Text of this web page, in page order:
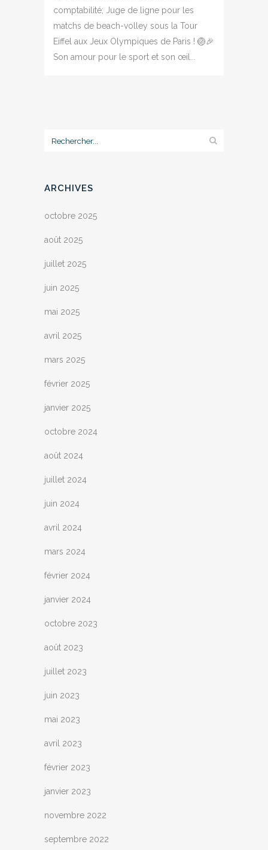
comptabilité; Juge de ligne pour les
matchs de beach-volley sous la Tour
Eiffel aux Jeux Olympiques de Paris ! 🏐🎉
Son amour pour le sport et son œil...
ARCHIVES
octobre 2025
août 2025
juillet 2025
juin 2025
mai 2025
avril 2025
mars 2025
février 2025
janvier 2025
octobre 2024
août 2024
juillet 2024
juin 2024
avril 2024
mars 2024
février 2024
janvier 2024
octobre 2023
août 2023
juillet 2023
juin 2023
mai 2023
avril 2023
février 2023
janvier 2023
novembre 2022
septembre 2022